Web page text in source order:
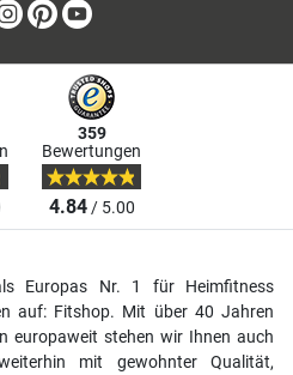
Instagram
Pinterest
359
Bewertungen
4.84/ 5.00
Europas Nr. 1 für Heimfitness
auf: Fitshop. Mit über 40 Jahren
europaweit stehen wir Ihnen auch
mit gewohnter Qualität,